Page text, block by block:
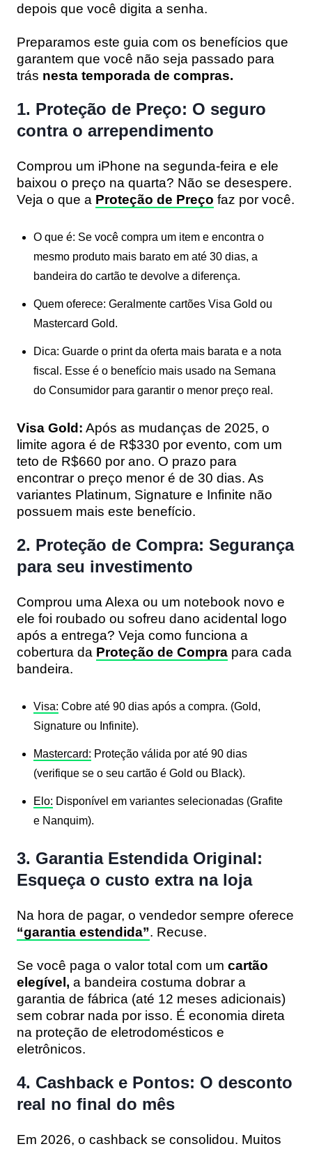
depois que você digita a senha.
Preparamos este guia com os benefícios que
garantem que você não seja passado para
trás nesta temporada de compras.
1. Proteção de Preço: O seguro
contra o arrependimento
Comprou um iPhone na segunda-feira e ele
baixou o preço na quarta? Não se desespere.
Veja o que a Proteção de Preço faz por você.
O que é: Se você compra um item e encontra o
mesmo produto mais barato em até 30 dias, a
bandeira do cartão te devolve a diferença.
Quem oferece: Geralmente cartões Visa Gold ou
Mastercard Gold.
Dica: Guarde o print da oferta mais barata e a nota
fiscal. Esse é o benefício mais usado na Semana
do Consumidor para garantir o menor preço real.
Visa Gold: Após as mudanças de 2025, o
limite agora é de R$330 por evento, com um
teto de R$660 por ano. O prazo para
encontrar o preço menor é de 30 dias. As
variantes Platinum, Signature e Infinite não
possuem mais este benefício.
2. Proteção de Compra: Segurança
para seu investimento
Comprou uma Alexa ou um notebook novo e
ele foi roubado ou sofreu dano acidental logo
após a entrega? Veja como funciona a
cobertura da Proteção de Compra para cada
bandeira.
Visa: Cobre até 90 dias após a compra. (Gold,
Signature ou Infinite).
Mastercard: Proteção válida por até 90 dias
(verifique se o seu cartão é Gold ou Black).
Elo: Disponível em variantes selecionadas (Grafite
e Nanquim).
3. Garantia Estendida Original:
Esqueça o custo extra na loja
Na hora de pagar, o vendedor sempre oferece
“garantia estendida”. Recuse.
Se você paga o valor total com um cartão
elegível, a bandeira costuma dobrar a
garantia de fábrica (até 12 meses adicionais)
sem cobrar nada por isso. É economia direta
na proteção de eletrodomésticos e
eletrônicos.
4. Cashback e Pontos: O desconto
real no final do mês
Em 2026, o cashback se consolidou. Muitos